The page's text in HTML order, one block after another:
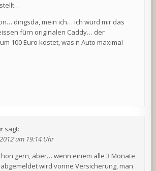
dingsda, mein ich… ich würd mir das
fürn originalen Caddy… der
100 Euro kostet, was n Auto maximal
sagt:
um 19:14 Uhr
gern, aber… wenn einem alle 3 Monate
wird vonne Versicherung, man